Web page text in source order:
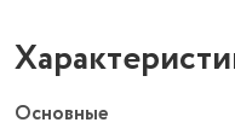
сделает его более
Основные